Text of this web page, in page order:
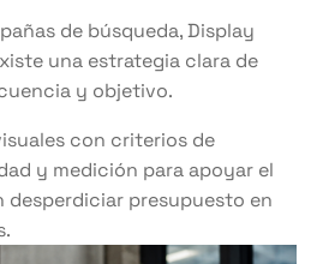
de búsqueda, Display
una estrategia clara de
y objetivo.
con criterios de
y medición para apoyar el
presupuesto en